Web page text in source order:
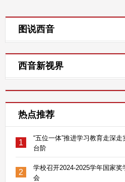
图说西音
西音新视界
热点推荐
1
“五位一体”推进学习教育走深
台阶
2
学校召开2024-2025学年国家
会